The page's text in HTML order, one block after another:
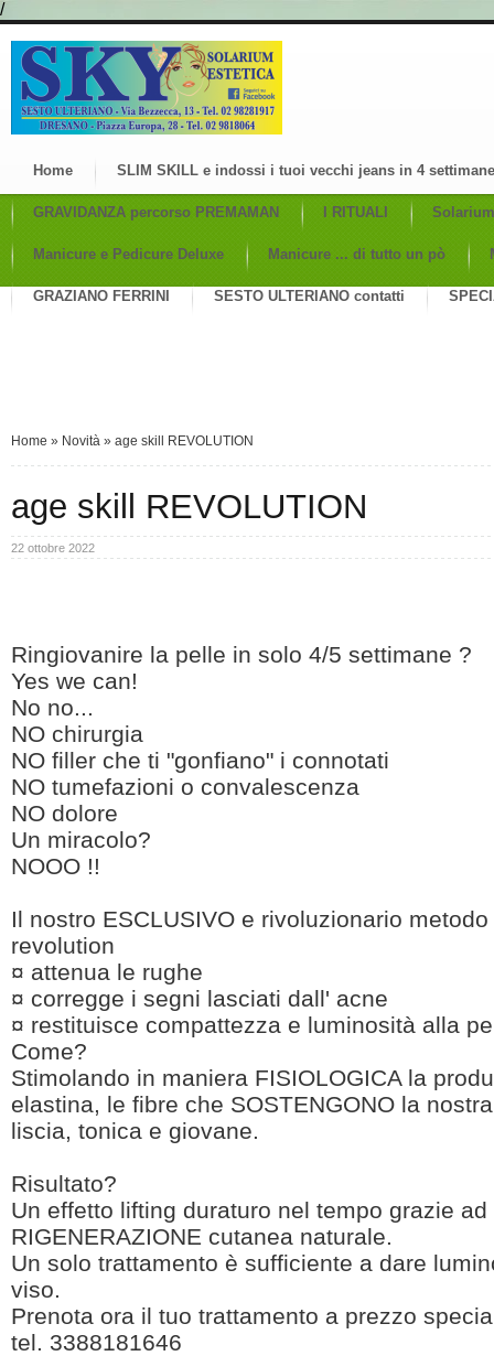
/
Home SLIM SKILL e indossi i tuoi vecchi jeans in 4 settimane
GRAVIDANZA percorso PREMAMAN I RITUALI Solarium
Manicure e Pedicure Deluxe Manicure ... di tutto un pò
GRAZIANO FERRINI SESTO ULTERIANO contatti
Home » Novità » age skill REVOLUTION
age skill REVOLUTION
22 ottobre 2022
Ringiovanire la pelle in solo 4/5 settimane ?
Yes we can!
No no...
NO chirurgia
NO filler che ti "gonfiano" i connotati
NO tumefazioni o convalescenza
NO dolore
Un miracolo?
NOOO !!
Il nostro ESCLUSIVO e rivoluzionario
revolution
¤ attenua le rughe
¤ corregge i segni lasciati dall' acne
¤ restituisce compattezza e luminosità alla
Come?
Stimolando in maniera FISIOLOGICA la
elastina, le fibre che SOSTENGONO la
liscia, tonica e giovane.
Risultato?
Un effetto lifting duraturo nel tempo grazie
RIGENERAZIONE cutanea naturale.
Un solo trattamento è sufficiente a dare
viso.
Prenota ora il tuo trattamento a prezzo
tel. 3388181646